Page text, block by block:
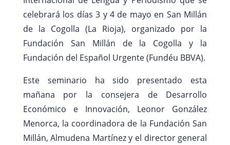
celebrará los días 3 y 4 de mayo en San Millán
de la Cogolla (La Rioja), organizado por la
Fundación San Millán de la Cogolla y la
Fundación del Español Urgente (Fundéu BBVA).
Este seminario ha sido presentado esta
mañana por la consejera de Desarrollo
Económico e Innovación, Leonor González
Menorca, la coordinadora de la Fundación San
Millán, Almudena Martínez y el director general